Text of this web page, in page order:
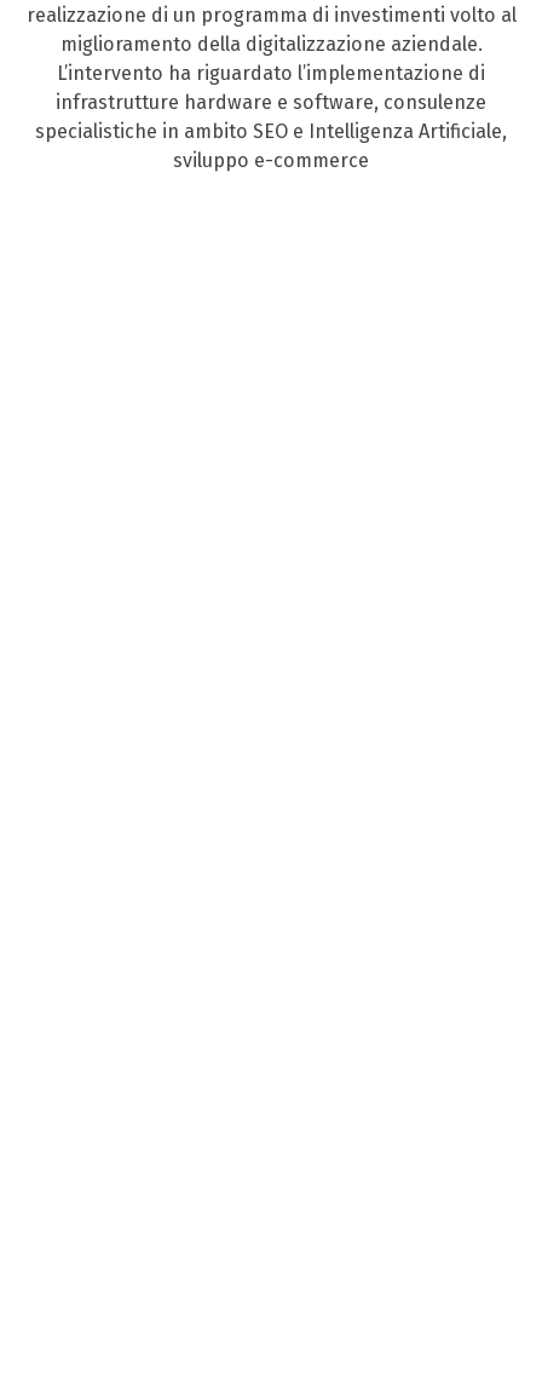
realizzazione di un programma di investimenti volto al
miglioramento della digitalizzazione aziendale.
L’intervento ha riguardato l’implementazione di
infrastrutture hardware e software, consulenze
specialistiche in ambito SEO e Intelligenza Artificiale,
sviluppo e-commerce